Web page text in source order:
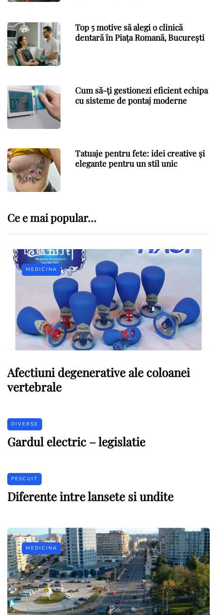
Top 5 motive să alegi o clinică
dentară în Piața Romană, București
Cum să-ți gestionezi eficient echipa
cu sisteme de pontaj moderne
Tatuaje pentru fete: idei creative și
elegante pentru un stil unic
Ce e mai popular…
MEDICINA
Afectiuni degenerative ale coloanei
vertebrale
DIVERSE
Gardul electric – legislatie
PESCUIT
Diferente intre lansete si undite
MEDICINA